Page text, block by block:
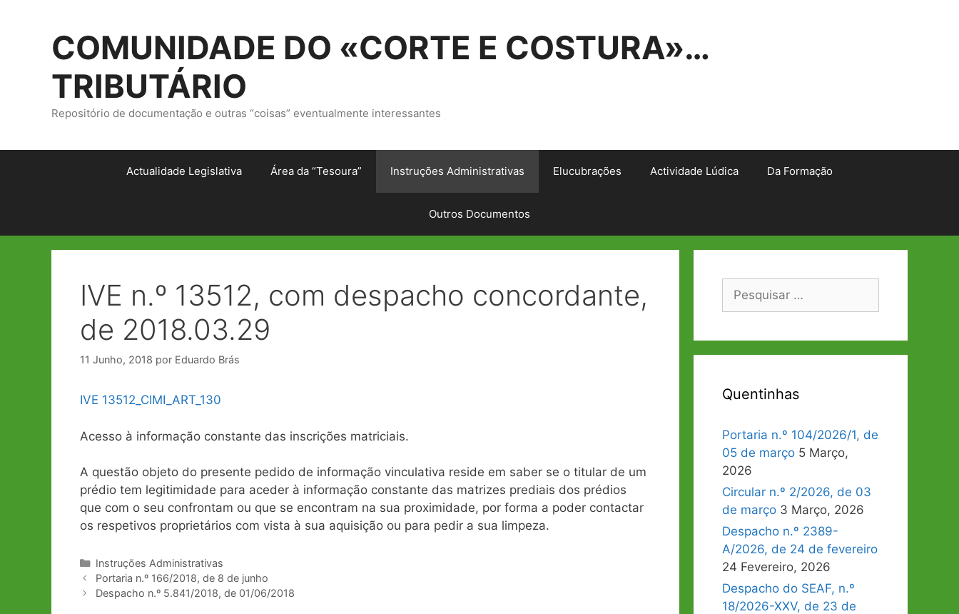
COMUNIDADE DO «CORTE E COSTURA»…
TRIBUTÁRIO
Repositório de documentação e outras “coisas” eventualmente interessantes
Actualidade Legislativa Área da “Tesoura” Instruções Administrativas Elucubrações Actividade Lúdica Da Formação
Outros Documentos
IVE n.º 13512, com despacho concordante,
de 2018.03.29
11 Junho, 2018 por Eduardo Brás
IVE 13512_CIMI_ART_130
Acesso à informação constante das inscrições matriciais.
A questão objeto do presente pedido de informação vinculativa reside em saber se o titular de um
prédio tem legitimidade para aceder à informação constante das matrizes prediais dos prédios
que com o seu confrontam ou que se encontram na sua proximidade, por forma a poder contactar
os respetivos proprietários com vista à sua aquisição ou para pedir a sua limpeza.
Categorias
Instruções Administrativas
Navegação
de
Portaria n.º 166/2018, de 8 de junho
Despacho n.º 5.841/2018, de 01/06/2018
Pesquisar
Quentinhas
Portaria n.º 104/2026/1, de
05 de março 5 Março,
2026
Circular n.º 2/2026, de 03
de março 3 Março, 2026
Despacho n.º 2389-
A/2026, de 24 de fevereiro
24 Fevereiro, 2026
Despacho do SEAF, n.º
18/2026-XXV, de 23 de